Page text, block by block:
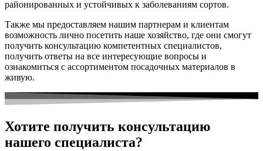
районированных и устойчивых к заболеваниям сортов.
Также мы предоставляем нашим партнерам и клиентам
возможность лично посетить наше хозяйство, где они смогут
получить консультацию компетентных специалистов,
получить ответы на все интересующие вопросы и
ознакомиться с ассортиментом посадочных материалов в
живую.
Хотите получить консультацию
нашего специалиста?